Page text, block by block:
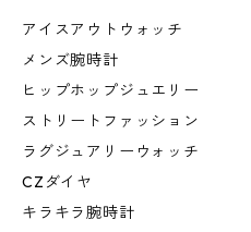
アイスアウトウォッチ
メンズ腕時計
ヒップホップジュエリー
ストリートファッション
ラグジュアリーウォッチ
CZダイヤ
キラキラ腕時計